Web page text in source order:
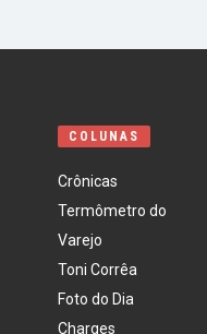
COLUNAS
Crônicas
Termômetro do
Varejo
Toni Corrêa
Foto do Dia
Charges